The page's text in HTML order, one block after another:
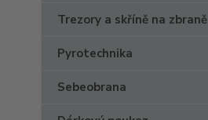
Trezory a skříně na zbraně
Pyrotechnika
Sebeobrana